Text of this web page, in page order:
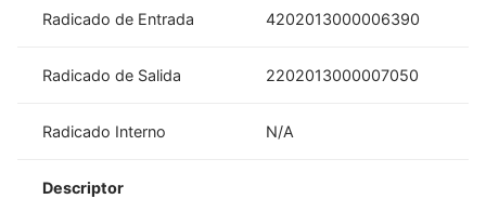
Radicado de Entrada 4202013000006390
Radicado de Salida 2202013000007050
Radicado Interno N/A
Descriptor